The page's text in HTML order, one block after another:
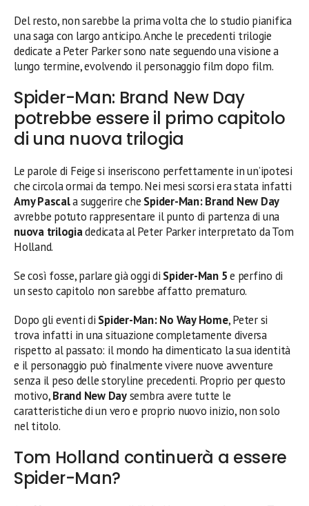
Del resto, non sarebbe la prima volta che lo studio pianifica
una saga con largo anticipo. Anche le precedenti trilogie
dedicate a Peter Parker sono nate seguendo una visione a
lungo termine, evolvendo il personaggio film dopo film.
Spider-Man: Brand New Day
potrebbe essere il primo capitolo
di una nuova trilogia
Le parole di Feige si inseriscono perfettamente in un’ipotesi
che circola ormai da tempo. Nei mesi scorsi era stata infatti
Amy Pascala suggerire che Spider-Man: Brand New Day
avrebbe potuto rappresentare il punto di partenza di una
nuova trilogiadedicata al Peter Parker interpretato da Tom
Holland.
Se così fosse, parlare già oggi di Spider-Man 5e perfino di
un sesto capitolo non sarebbe affatto prematuro.
Dopo gli eventi di Spider-Man: No Way Home, Peter si
trova infatti in una situazione completamente diversa
rispetto al passato: il mondo ha dimenticato la sua identità
e il personaggio può finalmente vivere nuove avventure
senza il peso delle storyline precedenti. Proprio per questo
motivo,Brand New Daysembra avere tutte le
caratteristiche di un vero e proprio nuovo inizio, non solo
nel titolo.
Tom Holland continuerà a essere
Spider-Man?